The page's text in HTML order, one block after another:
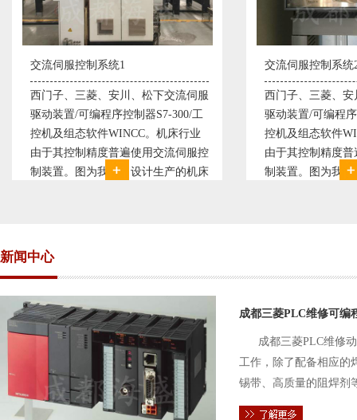
、松下交流伺服
制器S7-300/工
。机床行业
使用交流伺服控
设计生产的机床
西门子、三菱、安川、松下交流伺服
驱动装置/可编程序控制器S7-300/工
控机及组态软件WINCC。机床行业
由于其控制精度普遍使用交流伺服控
制装置。图为我公司设计生产的机床
新闻中心
成都三菱PLC维修可编
成都三菱PLC维修
工作，除了配备相应的
锡带、高质量的阻焊剂
件的电路及通信电缆。